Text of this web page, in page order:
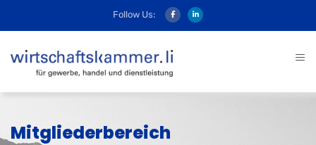
Follow Us:
Mitgliederbereich